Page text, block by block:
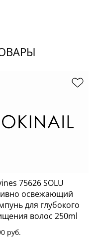
75626 SOLU
освежающий
для глубокого
волос 250ml
руб.